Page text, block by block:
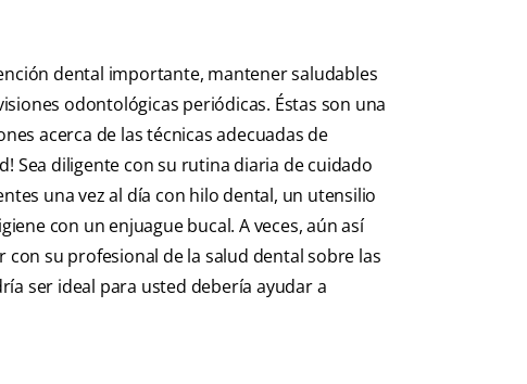
dental importante, mantener saludables
odontológicas periódicas. Éstas son una
acerca de las técnicas adecuadas de
Sea diligente con su rutina diaria de cuidado
una vez al día con hilo dental, un utensilio
con un enjuague bucal. A veces, aún así
su profesional de la salud dental sobre las
ser ideal para usted debería ayudar a